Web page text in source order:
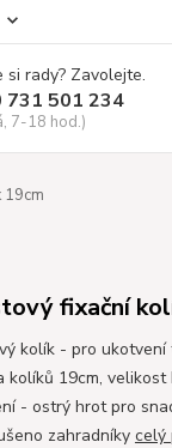
si rady? Zavolejte.
731 501 234
7-18 hod.)
19cm
fixační
kolík - pro
kolíků 19cm,
- ostrý hrot pro
zahradníky celý